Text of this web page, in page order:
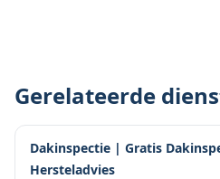
Gerelateerde
Dakinspectie | Gratis
Hersteladvies